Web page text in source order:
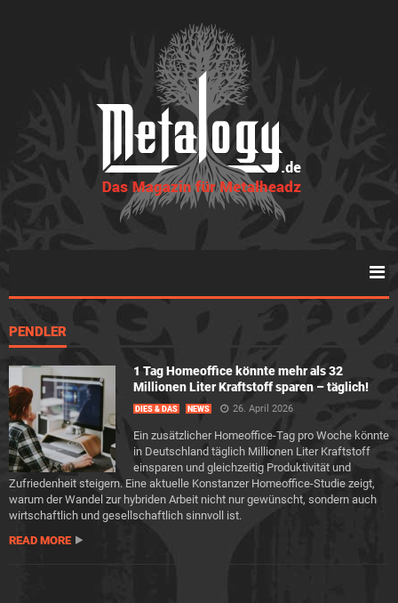
PENDLER
1 Tag Homeoffice könnte mehr als 32
Millionen Liter Kraftstoff sparen – täglich!
DIES & DAS NEWS 26. April 2026
Ein zusätzlicher Homeoffice-Tag pro Woche könnte
in Deutschland täglich Millionen Liter Kraftstoff
einsparen und gleichzeitig Produktivität und
Zufriedenheit steigern. Eine aktuelle Konstanzer Homeoffice-Studie zeigt,
warum der Wandel zur hybriden Arbeit nicht nur gewünscht, sondern auch
wirtschaftlich und gesellschaftlich sinnvoll ist.
READ MORE